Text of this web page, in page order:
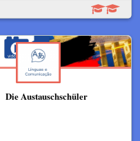
Die Austauschschüler